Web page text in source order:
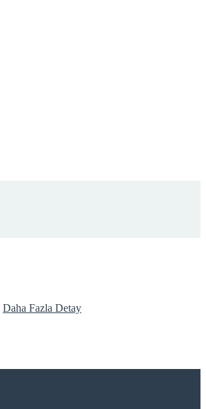
Daha Fazla Detay